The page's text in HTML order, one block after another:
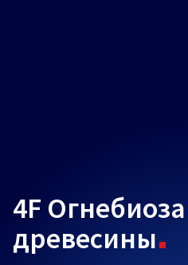
4F
древесины